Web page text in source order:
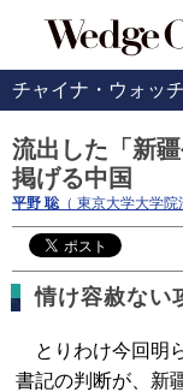
チャイナ・ウォッ
流出した「新
掲げる中国
平野 聡 （ 東京大学大学
情け容赦ない
とりわけ今回明
書記の判断が、新